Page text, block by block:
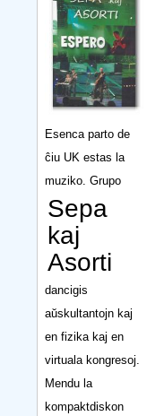
Esenca parto de
ĉiu UK estas la
muziko. Grupo
Sepa
kaj
Asorti
dancigis
aŭskultantojn kaj
en fizika kaj en
virtuala kongresoj.
Mendu la
kompaktdiskon